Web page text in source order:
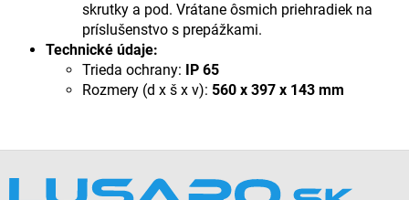
skrutky a pod. Vrátane ôsmich priehradiek na
príslušenstvo s prepážkami.
Technické údaje:
Trieda ochrany: IP 65
Rozmery (d x š x v): 560 x 397 x 143 mm